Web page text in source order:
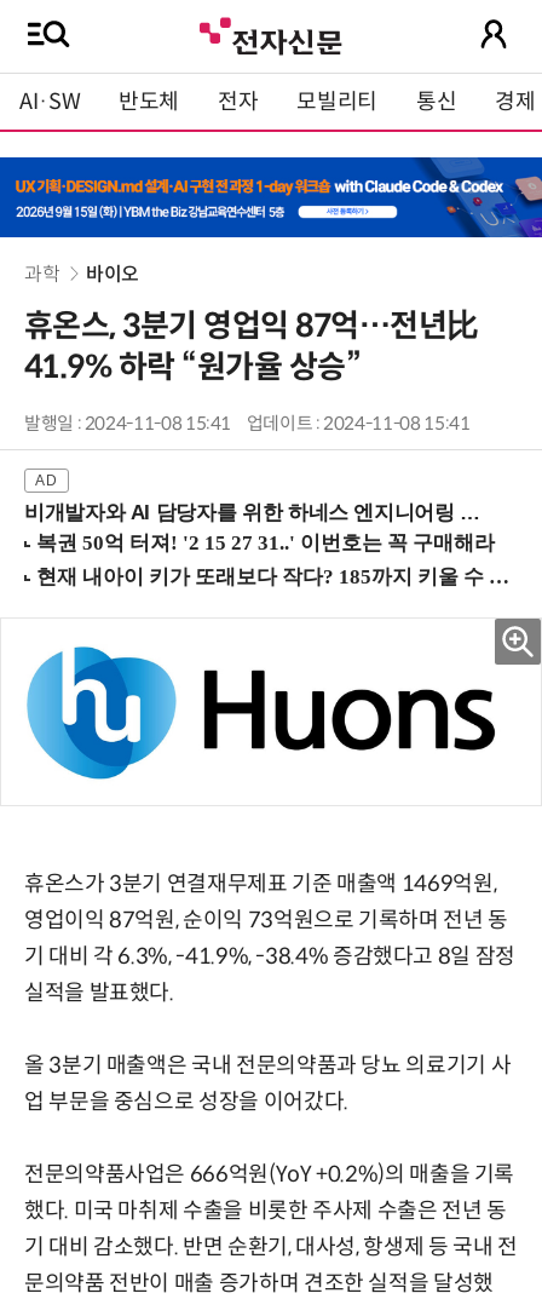
AI·SW 반도체 전자 모빌리티 통신 경제
과학 바이오
휴온스, 3분기 영업익 87억…전년比
41.9% 하락 “원가율 상승”
발행일 : 2024-11-08 15:41 업데이트 : 2024-11-08 15:41
비개발자와 AI 담당자를 위한 하네스 엔지니어링 입문과정 (8/20 신논현역)
휴온스가 3분기 연결재무제표 기준 매출액 1469억원,
영업이익 87억원, 순이익 73억원으로 기록하며 전년 동
기 대비 각 6.3%, -41.9%, -38.4% 증감했다고 8일 잠정
실적을 발표했다.
올 3분기 매출액은 국내 전문의약품과 당뇨 의료기기 사
업 부문을 중심으로 성장을 이어갔다.
전문의약품사업은 666억원(YoY +0.2%)의 매출을 기록
했다. 미국 마취제 수출을 비롯한 주사제 수출은 전년 동
기 대비 감소했다. 반면 순환기, 대사성, 항생제 등 국내 전
문의약품 전반이 매출 증가하며 견조한 실적을 달성했